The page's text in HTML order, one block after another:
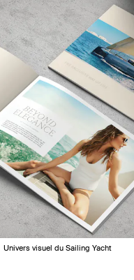
Univers visuel du Sailing Yacht